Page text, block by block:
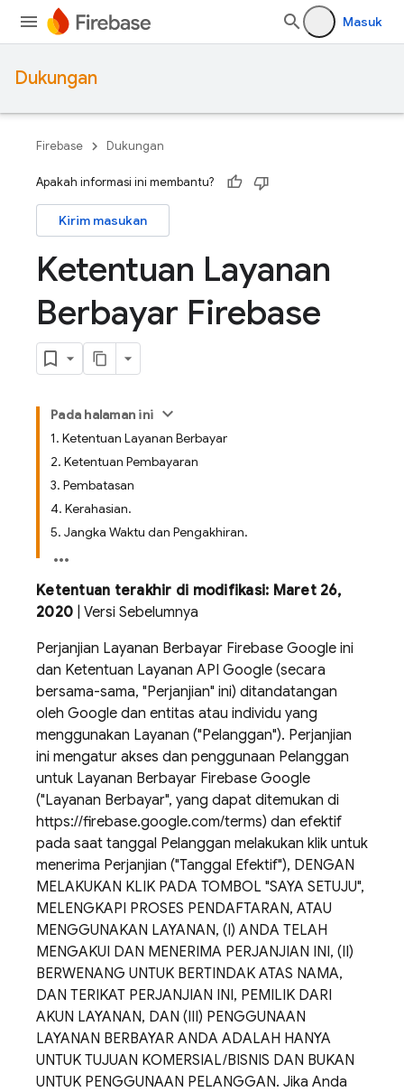
Masuk
Dukungan
Firebase Dukungan
Apakah informasi ini membantu?
Kirim masukan
Ketentuan Layanan
Berbayar Firebase
Pada halaman ini
1. Ketentuan Layanan Berbayar
2. Ketentuan Pembayaran
3. Pembatasan
4. Kerahasian.
5. Jangka Waktu dan Pengakhiran.
Ketentuan terakhir di modifikasi: Maret 26,
2020 | Versi Sebelumnya
Perjanjian Layanan Berbayar Firebase Google ini
dan Ketentuan Layanan API Google (secara
bersama-sama, "Perjanjian" ini) ditandatangan
oleh Google dan entitas atau individu yang
menggunakan Layanan ("Pelanggan"). Perjanjian
ini mengatur akses dan penggunaan Pelanggan
untuk Layanan Berbayar Firebase Google
("Layanan Berbayar", yang dapat ditemukan di
https://firebase.google.com/terms) dan efektif
pada saat tanggal Pelanggan melakukan klik untuk
menerima Perjanjian ("Tanggal Efektif"), DENGAN
MELAKUKAN KLIK PADA TOMBOL "SAYA SETUJU",
MELENGKAPI PROSES PENDAFTARAN, ATAU
MENGGUNAKAN LAYANAN, (I) ANDA TELAH
MENGAKUI DAN MENERIMA PERJANJIAN INI, (II)
BERWENANG UNTUK BERTINDAK ATAS NAMA,
DAN TERIKAT PERJANJIAN INI, PEMILIK DARI
AKUN LAYANAN, DAN (III) PENGGUNAAN
LAYANAN BERBAYAR ANDA ADALAH HANYA
UNTUK TUJUAN KOMERSIAL/BISNIS DAN BUKAN
UNTUK PENGGUNAAN PELANGGAN. Jika Anda